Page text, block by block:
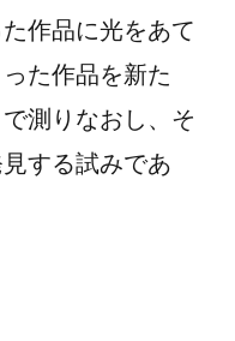
作品に光をあて
た作品を新た
測りなおし、そ
する試みであ